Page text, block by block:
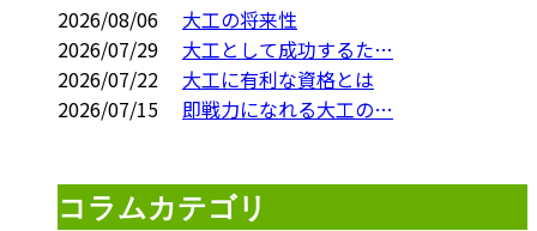
2026/08/06
大工の将来性
2026/07/29
大工として成功するた…
2026/07/22
大工に有利な資格とは
2026/07/15
即戦力になれる大工の…
コラムカテゴリ